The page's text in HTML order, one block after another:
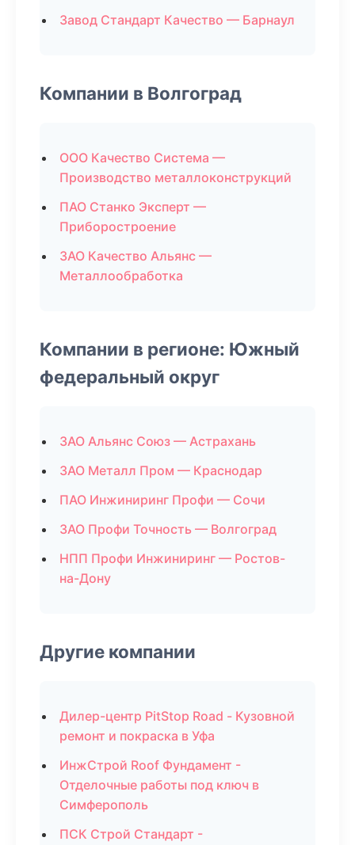
Завод Стандарт Качество — Барнаул
Компании в Волгоград
ООО Качество Система —
Производство металлоконструкций
ПАО Станко Эксперт —
Приборостроение
ЗАО Качество Альянс —
Металлообработка
Компании в регионе: Южный
федеральный округ
ЗАО Альянс Союз — Астрахань
ЗАО Металл Пром — Краснодар
ПАО Инжиниринг Профи — Сочи
ЗАО Профи Точность — Волгоград
НПП Профи Инжиниринг — Ростов-
на-Дону
Другие компании
Дилер-центр PitStop Road - Кузовной
ремонт и покраска в Уфа
ИнжСтрой Roof Фундамент -
Отделочные работы под ключ в
Симферополь
ПСК Строй Стандарт -